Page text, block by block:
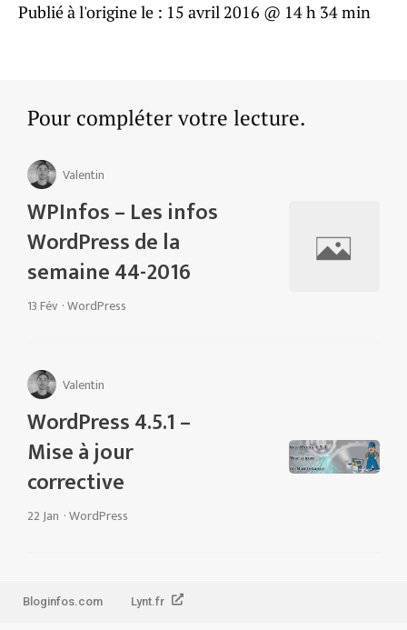
Publié à l'origine le : 15 avril 2016 @ 14 h 34 min
Pour compléter votre lecture.
Valentin
WPInfos – Les infos
WordPress de la
semaine 44-2016
13 Fév ·WordPress
Valentin
WordPress 4.5.1 –
Mise à jour
corrective
22 Jan ·WordPress
Bloginfos.com Lynt.fr